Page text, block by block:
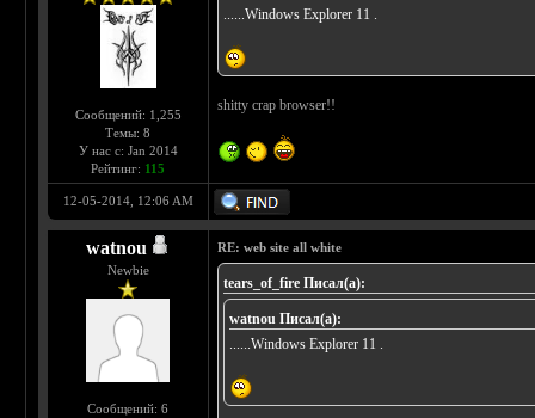
Сообщений: 1,255
Темы: 8
У нас с: Jan 2014
Рейтинг: 115
......Windows Explorer 11 .
shitty crap browser!!
12-05-2014, 12:06 AM
watnou
Newbie
Сообщений: 6
RE: web site all white
tears_of_fire Писал(а):
watnou Писал(а):
......Windows Explorer 11 .